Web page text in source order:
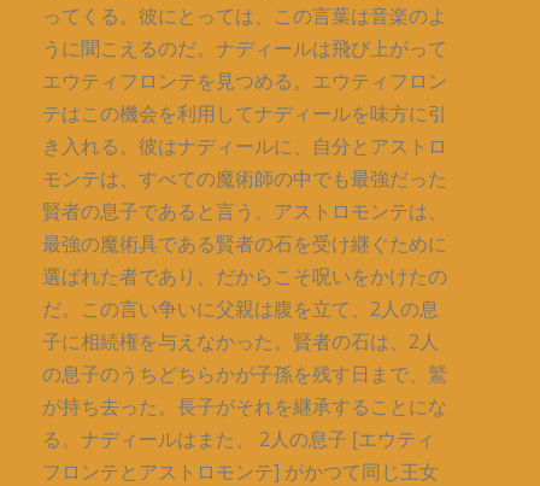
ってくる。彼にとっては、この言葉は音楽のよ
うに聞こえるのだ。ナディールは飛び上がって
エウティフロンテを見つめる。エウティフロン
テはこの機会を利用してナディールを味方に引
き入れる。彼はナディールに、自分とアストロ
モンテは、すべての魔術師の中でも最強だった
賢者の息子であると言う。アストロモンテは、
最強の魔術具である賢者の石を受け継ぐために
選ばれた者であり、だからこそ呪いをかけたの
だ。この言い争いに父親は腹を立て、2人の息
子に相続権を与えなかった。賢者の石は、2人
の息子のうちどちらかが子孫を残す日まで、鷲
が持ち去った。長子がそれを継承することにな
る。ナディールはまた、 2人の息子 [エウティ
フロンテとアストロモンテ] がかつて同じ王女